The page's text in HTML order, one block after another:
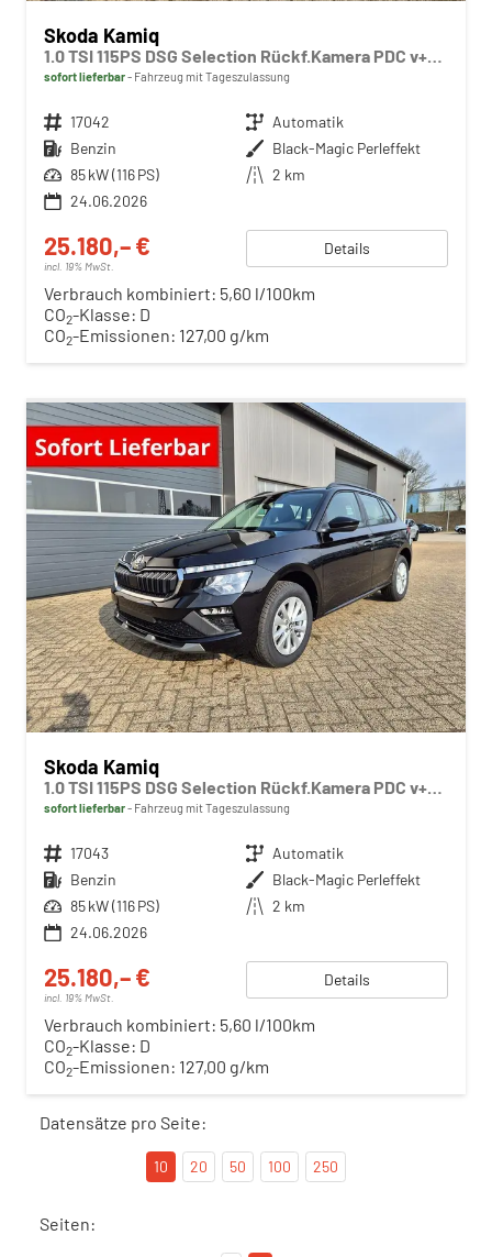
Skoda Kamiq
1.0 TSI 115PS DSG Selection Rückf.Kamera PDC v+h Sitzheizung Klimaautomatik Skoda-Radio Apple CarPlay + Android Auto Tempomat Garantieverlängerung 16"LM
sofort lieferbar Fahrzeug mit Tageszulassung
Fahrzeugnr. 17042 Getriebe Automatik
Kraftstoff Benzin Außenfarbe Black-Magic Perleffekt
Leistung 85 kW (116 PS) Kilometerstand 2 km
24.06.2026
25.180,– €
incl. 19% MwSt.
Details
Verbrauch kombiniert: 5,60 l/100km
CO2-Klasse: D
CO2-Emissionen: 127,00 g/km
Skoda Kamiq
1.0 TSI 115PS DSG Selection Rückf.Kamera PDC v+h Sitzheizung Klimaautomatik Skoda-Radio Apple CarPlay + Android Auto Tempomat Garantieverlängerung 16"LM
sofort lieferbar Fahrzeug mit Tageszulassung
Fahrzeugnr. 17043 Getriebe Automatik
Kraftstoff Benzin Außenfarbe Black-Magic Perleffekt
Leistung 85 kW (116 PS) Kilometerstand 2 km
24.06.2026
25.180,– €
incl. 19% MwSt.
Details
Verbrauch kombiniert: 5,60 l/100km
CO2-Klasse: D
CO2-Emissionen: 127,00 g/km
Datensätze pro Seite:
10 20 50 100 250
Seiten: